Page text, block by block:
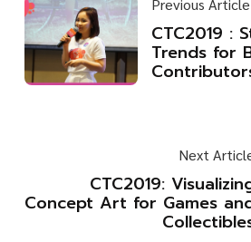
Previous Article
CTC2019 :
Trends for
Next
CTC2019:
Concept Art for Games